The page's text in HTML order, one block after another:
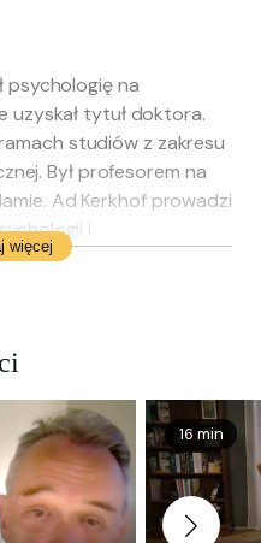
psychologię na
uzyskał tytuł doktora.
studiów z zakresu
Był profesorem na
Ad Kerkhof prowadzi
i
wielu książek na
więcej
16 min